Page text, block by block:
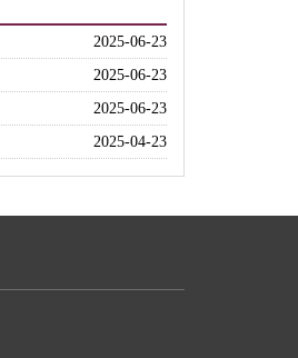
2025-06-23
2025-06-23
2025-06-23
2025-04-23